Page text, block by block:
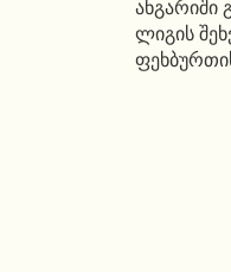
ანგარიში
ლიგის